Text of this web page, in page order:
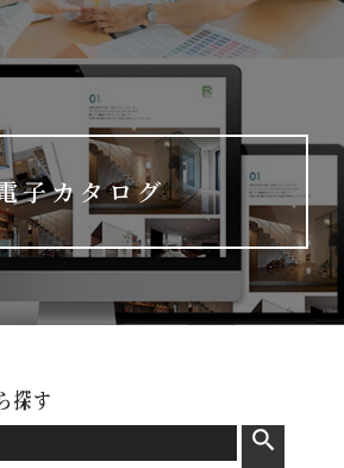
子カタログ
探す